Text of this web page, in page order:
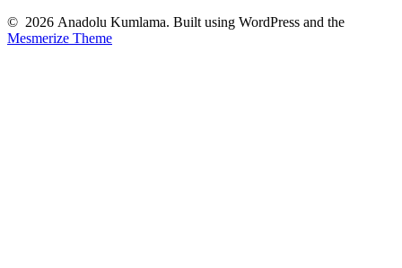
© 2026 Anadolu Kumlama. Built using WordPress and the
Mesmerize Theme